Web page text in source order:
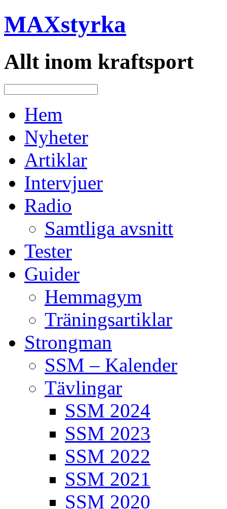
MAXstyrka
Allt inom kraftsport
Hem
Nyheter
Artiklar
Intervjuer
Radio
Samtliga avsnitt
Tester
Guider
Hemmagym
Träningsartiklar
Strongman
SSM – Kalender
Tävlingar
SSM 2024
SSM 2023
SSM 2022
SSM 2021
SSM 2020